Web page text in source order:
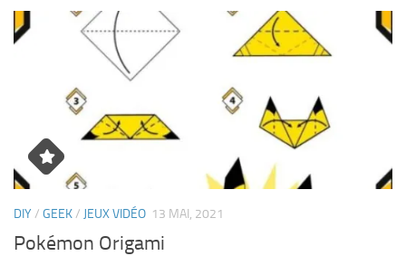
DIY/ GEEK/ JEUX VIDÉO 13 MAI, 2021
Pokémon Origami